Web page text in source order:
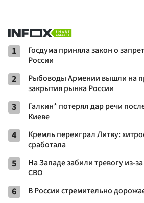
1
Госдума приняла закон о
России
2
Рыбоводы Армении вышли на
закрытия рынка России
3
Галкин* потерял дар речи
Киеве
4
Кремль переиграл Литву:
сработала
5
На Западе забили тревогу из-
СВО
6 В России стремительно